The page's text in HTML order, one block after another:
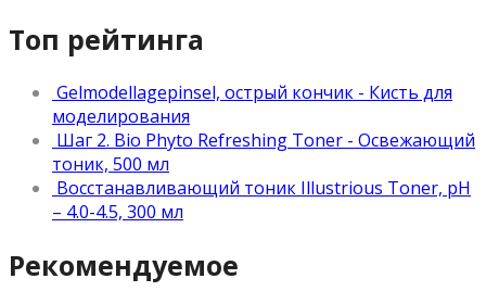
Топ рейтинга
Gelmodellagepinsel, острый кончик - Кисть для
моделирования
Шаг 2. Bio Phyto Refreshing Toner - Освежающий
тоник, 500 мл
Восстанавливающий тоник Illustrious Toner, рН
– 4.0-4.5, 300 мл
Рекомендуемое